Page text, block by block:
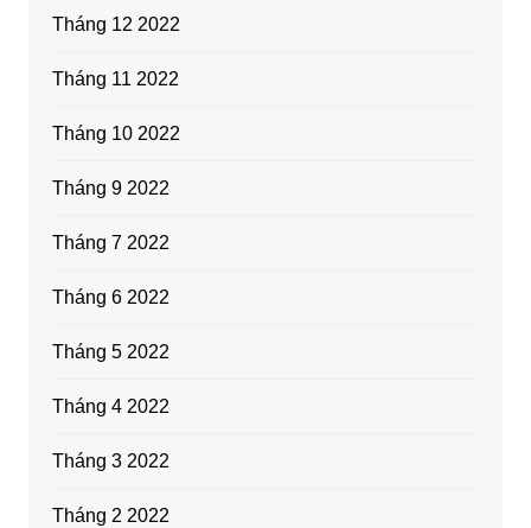
Tháng 12 2022
Tháng 11 2022
Tháng 10 2022
Tháng 9 2022
Tháng 7 2022
Tháng 6 2022
Tháng 5 2022
Tháng 4 2022
Tháng 3 2022
Tháng 2 2022